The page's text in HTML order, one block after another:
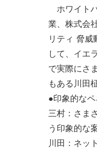
ホワイト
業、株式会
リティ 脅
して、イエ
で実際にさ
もある川田
●印象的な
三村：さま
う印象的な
川田：ネッ